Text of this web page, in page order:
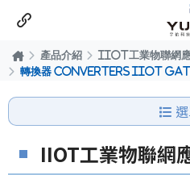
產品介紹
IIOT工業物聯網
轉換器 Converters IIOT
IIOT工業物聯網